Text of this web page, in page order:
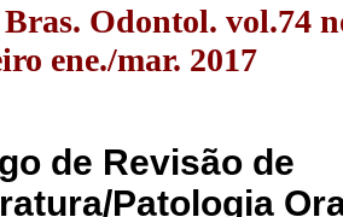
Bras. Odontol. vol.74
ene./mar. 2017
de Revisão de
Patologia